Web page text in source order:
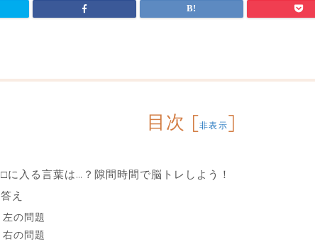
目次 [非表示]
□に入る言葉は…？隙間時間で脳トレしよう！
答え
左の問題
右の問題